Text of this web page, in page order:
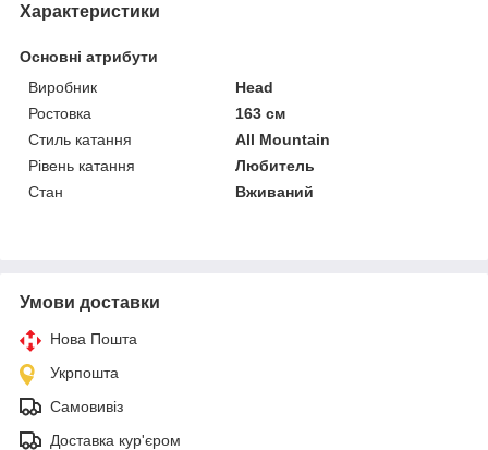
Характеристики
Основні атрибути
Виробник
Head
Ростовка
163 см
Стиль катання
All Mountain
Рівень катання
Любитель
Стан
Вживаний
Умови доставки
Нова Пошта
Укрпошта
Самовивіз
Доставка кур'єром